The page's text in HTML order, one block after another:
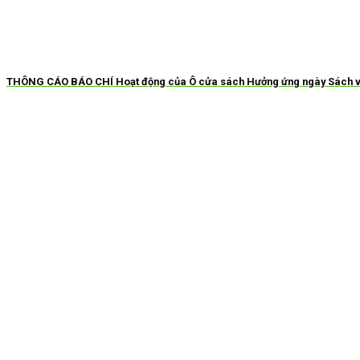
THÔNG CÁO BÁO CHÍ Hoạt động của Ô cửa sách Hưởng ứng ngày Sách